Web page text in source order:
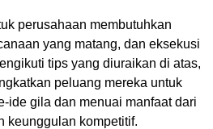
perusahaan membutuhkan
yang matang, dan eksekusi
tips yang diuraikan di atas,
peluang mereka untuk
ide gila dan menuai manfaat dari
keunggulan kompetitif.